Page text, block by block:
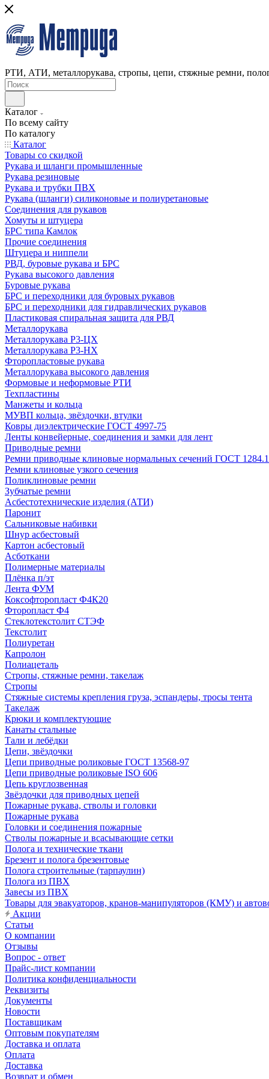
РТИ, АТИ, металлорукава, стропы, цепи, стяжные ремни,
Каталог
По всему сайту
По каталогу
Каталог
Товары со скидкой
Рукава и шланги промышленные
Рукава резиновые
Рукава и трубки ПВХ
Рукава (шланги) силиконовые и полиуретановые
Соединения для рукавов
Хомуты и штуцера
БРС типа Камлок
Прочие соединения
Штуцера и ниппели
РВД, буровые рукава и БРС
Рукава высокого давления
Буровые рукава
БРС и переходники для буровых рукавов
БРС и переходники для гидравлических рукавов
Пластиковая спиральная защита для РВД
Металлорукава
Металлорукава Р3-ЦХ
Металлорукава Р3-НХ
Фторопластовые рукава
Металлорукава высокого давления
Формовые и неформовые РТИ
Техпластины
Манжеты и кольца
МУВП кольца, звёздочки, втулки
Ковры диэлектрические ГОСТ 4997-75
Ленты конвейерные, соединения и замки для лент
Приводные ремни
Ремни приводные клиновые нормальных сечений ГОСТ
Ремни клиновые узкого сечения
Поликлиновые ремни
Зубчатые ремни
Асбестотехнические изделия (АТИ)
Паронит
Сальниковые набивки
Шнур асбестовый
Картон асбестовый
Асботкани
Полимерные материалы
Плёнка п/эт
Лента ФУМ
Коксофторопласт Ф4К20
Фторопласт Ф4
Стеклотекстолит СТЭФ
Текстолит
Полиуретан
Капролон
Полиацеталь
Стропы, стяжные ремни, такелаж
Стропы
Стяжные системы крепления груза, эспандеры, тросы тента
Такелаж
Крюки и комплектующие
Канаты стальные
Тали и лебёдки
Цепи, звёздочки
Цепи приводные роликовые ГОСТ 13568-97
Цепи приводные роликовые ISO 606
Цепь круглозвенная
Звёздочки для приводных цепей
Пожарные рукава, стволы и головки
Пожарные рукава
Головки и соединения пожарные
Стволы пожарные и всасывающие сетки
Полога и технические ткани
Брезент и полога брезентовые
Полога строительные (тарпаулин)
Полога из ПВХ
Завесы из ПВХ
Товары для эвакуаторов, кранов-манипуляторов (КМУ) и
Акции
Статьи
О компании
Отзывы
Вопрос - ответ
Прайс-лист компании
Политика конфиденциальности
Реквизиты
Документы
Новости
Поставщикам
Оптовым покупателям
Доставка и оплата
Оплата
Доставка
Возврат и обмен